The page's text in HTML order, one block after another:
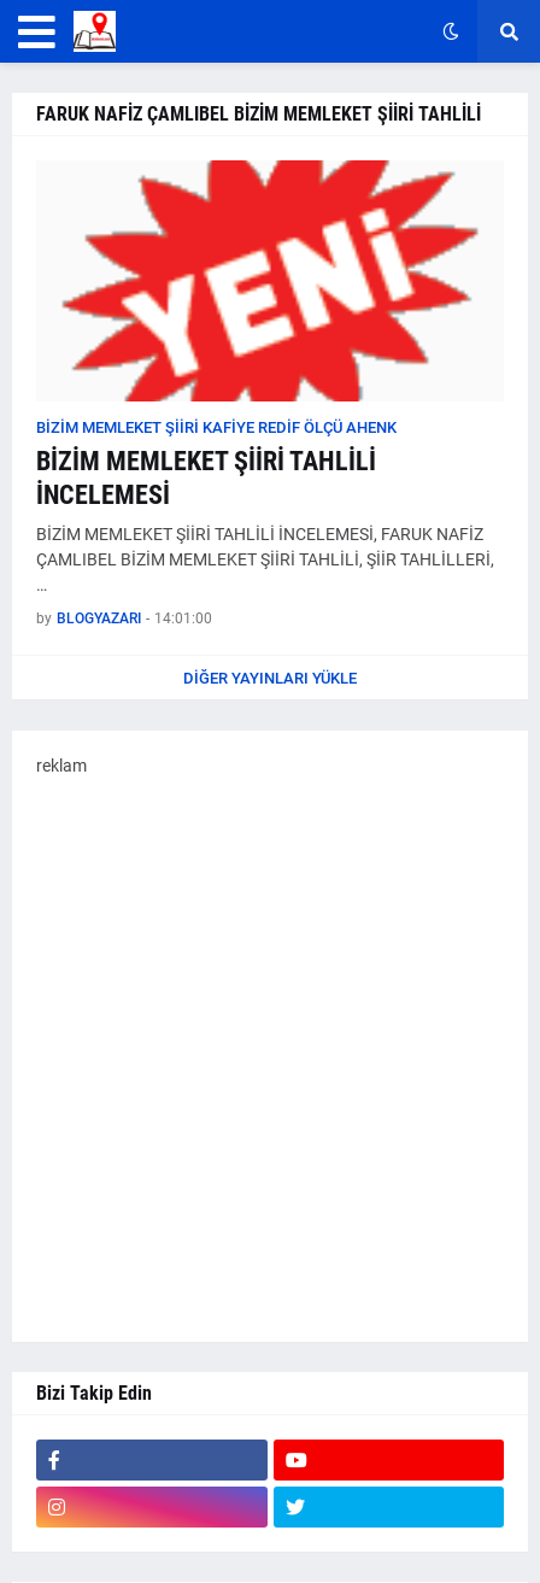
FARUK NAFİZ ÇAMLIBEL BİZİM MEMLEKET ŞİİRİ TAHLİLİ
BİZİM MEMLEKET ŞİİRİ KAFİYE REDİF ÖLÇÜ AHENK
BİZİM MEMLEKET ŞİİRİ TAHLİLİ
İNCELEMESİ
BİZİM MEMLEKET ŞİİRİ TAHLİLİ İNCELEMESİ, FARUK NAFİZ
ÇAMLIBEL BİZİM MEMLEKET ŞİİRİ TAHLİLİ, ŞİİR TAHLİLLERİ,
…
by BLOGYAZARI - 14:01:00
DIĞER YAYINLARI YÜKLE
reklam
Bizi Takip Edin